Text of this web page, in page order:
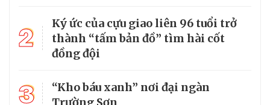
2
Ký ức của cựu giao liên 96 tuổi trở
thành “tấm bản đồ” tìm hài cốt
đồng đội
3
“Kho báu xanh” nơi đại ngàn